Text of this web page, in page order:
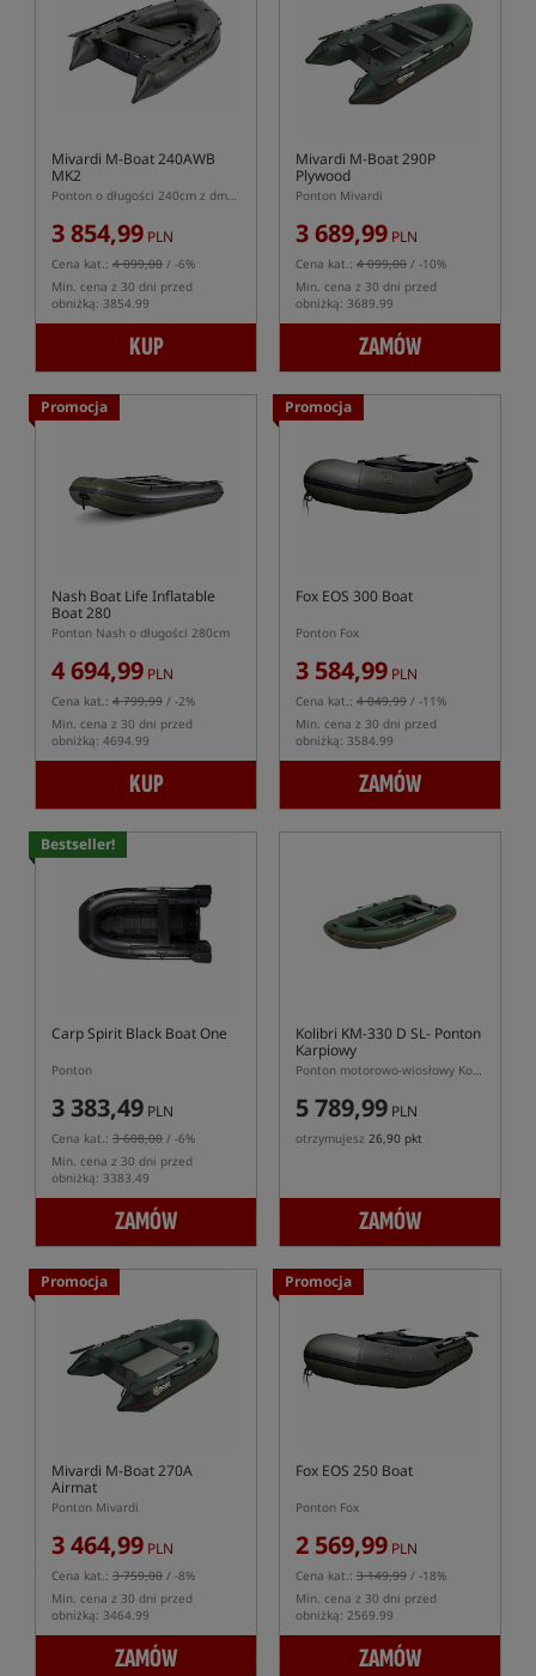
Mivardi M-Boat 240AWB
MK2
Ponton o długości 240cm z dmuchaną podłogą
3 854,99 PLN
Cena kat.: 4 099,00 / -6%
Min. cena z 30 dni przed
obniżką: 3854.99
KUP
Mivardi M-Boat 290P
Plywood
Ponton Mivardi
3 689,99 PLN
Cena kat.: 4 099,00 / -10%
Min. cena z 30 dni przed
obniżką: 3689.99
ZAMÓW
Promocja
Nash Boat Life Inflatable
Boat 280
Ponton Nash o długości 280cm
4 694,99 PLN
Cena kat.: 4 799,99 / -2%
Min. cena z 30 dni przed
obniżką: 4694.99
KUP
Promocja
Fox EOS 300 Boat
Ponton Fox
3 584,99 PLN
Cena kat.: 4 049,99 / -11%
Min. cena z 30 dni przed
obniżką: 3584.99
ZAMÓW
Bestseller!
Carp Spirit Black Boat One
Ponton
3 383,49 PLN
Cena kat.: 3 608,00 / -6%
Min. cena z 30 dni przed
obniżką: 3383.49
ZAMÓW
Kolibri KM-330 D SL- Ponton
Karpiowy
Ponton motorowo-wiosłowy Kolibri o długości 330cm
5 789,99 PLN
otrzymujesz 26,90 pkt
ZAMÓW
Promocja
Mivardi M-Boat 270A
Airmat
Ponton Mivardi
3 464,99 PLN
Cena kat.: 3 759,00 / -8%
Min. cena z 30 dni przed
obniżką: 3464.99
ZAMÓW
Promocja
Fox EOS 250 Boat
Ponton Fox
2 569,99 PLN
Cena kat.: 3 149,99 / -18%
Min. cena z 30 dni przed
obniżką: 2569.99
ZAMÓW